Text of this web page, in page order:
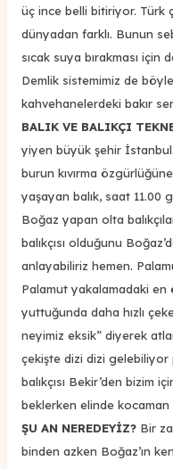
üç ince belli bitiriyor. Türk
dünyadan farklı. Bunun
sıcak suya bırakması için
Demlik sistemimiz de
kahvehanelerdeki bakır
BALIK VE BALIKÇI
yiyen büyük şehir
burun kıvırma
yaşayan balık, saat 11.00
Boğaz yapan olta
balıkçısı olduğunu
anlayabiliriz hemen.
Palamut yakalamadaki en
yuttuğunda daha hızlı
neyimiz eksik” diyerek
çekişte dizi dizi gelebiliyor
balıkçısı Bekir’den bizim
beklerken elinde
ŞU AN NEREDEYİZ? Bir
binden azken Boğaz’ın